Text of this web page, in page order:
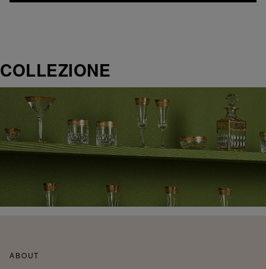
COLLEZIONE
ABOUT